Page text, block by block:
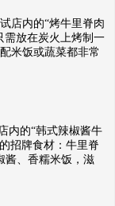
内的“烤牛里脊肉
需放在炭火上烤制一
米饭或蔬菜都非常
的“韩式辣椒酱牛
招牌食材：牛里脊
酱、香糯米饭，滋